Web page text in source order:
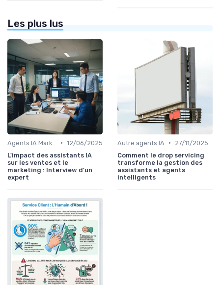
Les plus lus
• 12/06/2025
L'impact des assistants IA
sur les ventes et le
marketing : Interview d'un
expert
Autre agents IA •
27/11/2025
Comment le drop servicing
transforme la gestion des
assistants et agents
intelligents